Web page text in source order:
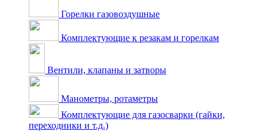
Горелки газовоздушные
Комплектующие к резакам и горелкам
Вентили, клапаны и затворы
Манометры, ротаметры
Комплектующие для газосварки (гайки,
переходники и т.д.)